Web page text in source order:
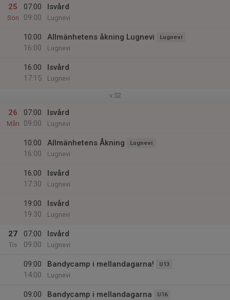
25
Sön
07:00
09:00
Isvård
Lugnevi
10:00
16:00
Allmänhetens åkning Lugnevi Lugnevi
Lugnevi
16:00
17:15
Isvård
Lugnevi
v.52
26
Mån
07:00
09:00
Isvård
Lugnevi
10:00
16:00
Allmänhetens Åkning Lugnevi
Lugnevi
16:00
17:30
Isvård
Lugnevi
19:00
19:30
Isvård
Lugnevi
27
Tis
07:00
09:00
Isvård
Lugnevi
09:00
14:00
Bandycamp i mellandagarna! U13
Lugnevi
09:00
Bandycamp i mellandagarna U16